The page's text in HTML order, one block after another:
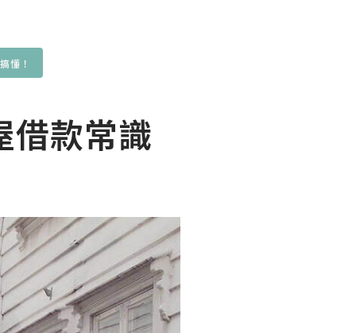
懂！
借款常識